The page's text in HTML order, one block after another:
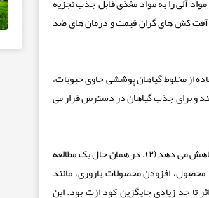
مواد آلی را به مواد مغذی قابل جذب تجزیه
آفت کش های گران قیمت و درمان های ضد
از مخلوط گیاهان پوششی حاوی حبوبات،
“تثبیت” می کنند و برای جذب گیاهان در دسترس قرار می
مطالعه ای در لهستان آشکار ساخت که ‌کشت تناوبی حبوبات مقدار کل نیتروژن مورد نیاز برای حفظ عملکرد را کاهش می دهد (۲). در همان حال یک مطالعه
محصول، افزودن محصولات باروری، مانند
تا حد زیادی جایگزین کود ازت بود. این